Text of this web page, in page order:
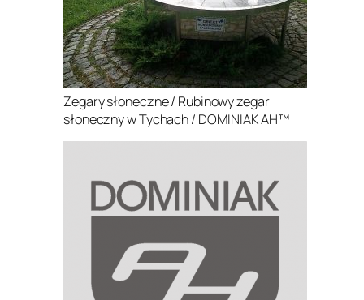
Zegary słoneczne / Rubinowy zegar
słoneczny w Tychach / DOMINIAK AH™